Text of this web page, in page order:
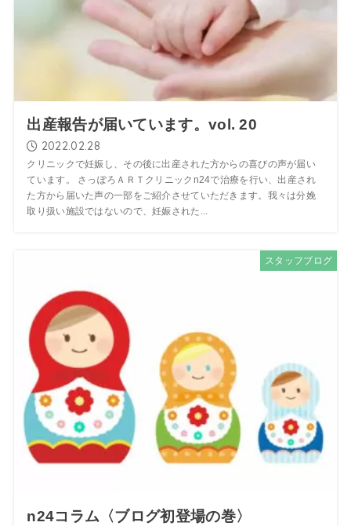
出産報告が届いています。vol. 20
2022.02.28
クリニックで妊娠し、その後に出産された方からの喜びの声が届い
ています。 さっぽろＡＲＴクリニックn24で治療を行い、出産され
た方から届いた声の一部をご紹介させていただきます。我々は分娩
取り扱い施設ではないので、妊娠された...
スタッフブログ
n24コラム〈ブログ初登場の巻〉